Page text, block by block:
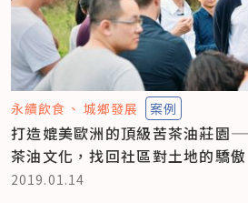
永續飲食 城鄉發展 案例
打造媲美歐洲的頂級苦茶油莊園
茶油文化，找回社區對土地的驕傲
2019.01.14